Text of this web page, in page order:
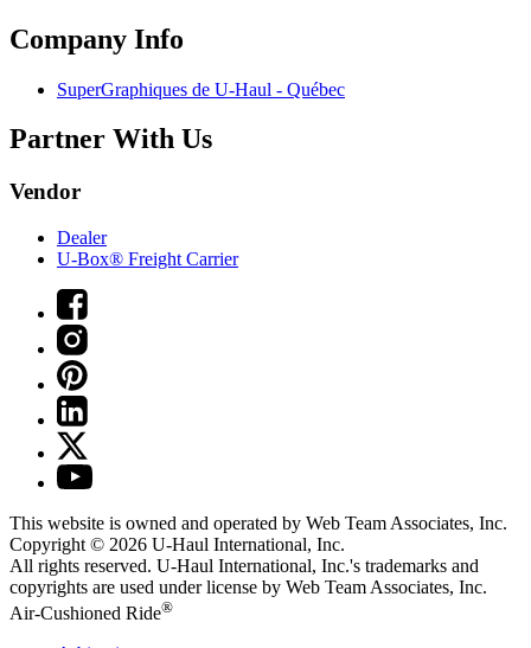
Company Info
SuperGraphiques de U-Haul - Québec
Partner With Us
Vendor
Dealer
U-Box® Freight Carrier
This website is owned and operated by Web Team Associates, Inc.
Copyright © 2026 U-Haul International, Inc.
All rights reserved. U-Haul International, Inc.'s trademarks and
copyrights are used under license by Web Team Associates, Inc.
Air-Cushioned Ride®